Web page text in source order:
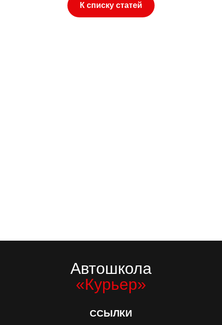
К списку статей
Автошкола
«Курьер»
ССЫЛКИ